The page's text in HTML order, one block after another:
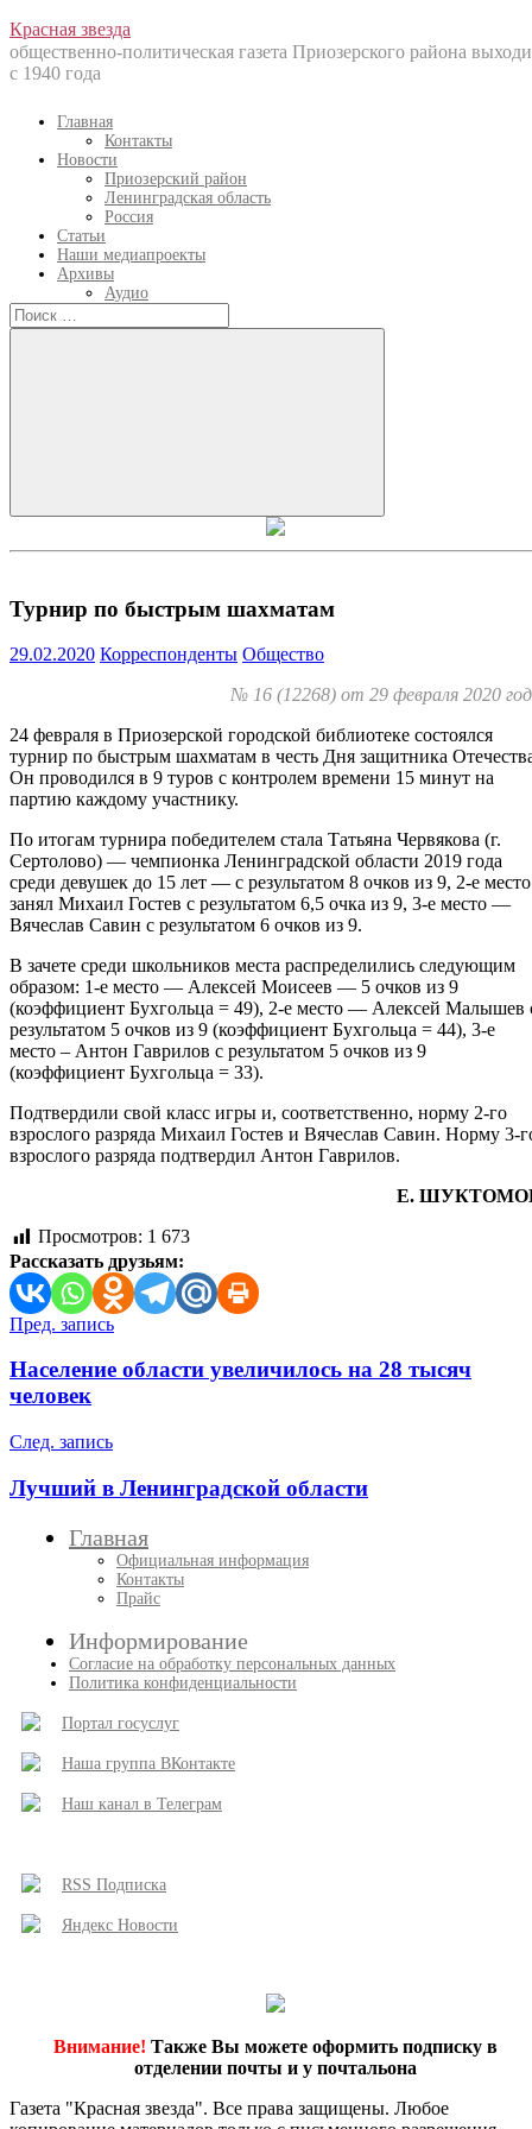
Перейти
к
содержанию
Красная звезда
общественно-политическая газета Приозерского района
с 1940 года
Главная
Контакты
Новости
Приозерский район
Ленинградская область
Россия
Статьи
Наши медиапроекты
Архивы
Аудио
Искать:
Искать
Турнир по быстрым шахматам
29.02.2020 Корреспонденты Общество
№ 16 (12268) от 29 февраля 2020
24 февраля в Приозерской городской библиотеке состоялся
турнир по быстрым шахматам в честь Дня защитника
Он проводился в 9 туров с контролем времени 15 минут на
партию каждому участнику.
По итогам турнира победителем стала Татьяна Червякова (г.
Сертолово) — чемпионка Ленинградской области 2019 года
среди девушек до 15 лет — с результатом 8 очков из 9, 2-е место
занял Михаил Гостев с результатом 6,5 очка из 9, 3-е место —
Вячеслав Савин с результатом 6 очков из 9.
В зачете среди школьников места распределились следующим
образом: 1-е место — Алексей Моисеев — 5 очков из 9
(коэффициент Бухгольца = 49), 2-е место — Алексей Малышев
результатом 5 очков из 9 (коэффициент Бухгольца = 44), 3-е
место – Антон Гаврилов с результатом 5 очков из 9
(коэффициент Бухгольца = 33).
Подтвердили свой класс игры и, соответственно, норму 2-го
взрослого разряда Михаил Гостев и Вячеслав Савин. Норму 3-
взрослого разряда подтвердил Антон Гаврилов.
Е.
Просмотров: 1 673
Рассказать друзьям:
Навигация
по
записям
Пред. запись
Население области увеличилось на 28 тысяч
человек
След. запись
Лучший в Ленинградской области
Главная
Официальная информация
Контакты
Прайс
Информирование
Согласие на обработку персональных данных
Политика конфиденциальности
Портал госуслуг
Наша группа ВКонтакте
Наш канал в Телеграм
RSS Подписка
Яндекс Новости
Внимание! Также Вы можете оформить подписку в
отделении почты и у почтальона
Газета "Красная звезда". Все права защищены. Любое